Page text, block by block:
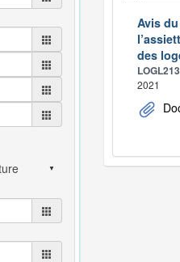
Avis
des
2021